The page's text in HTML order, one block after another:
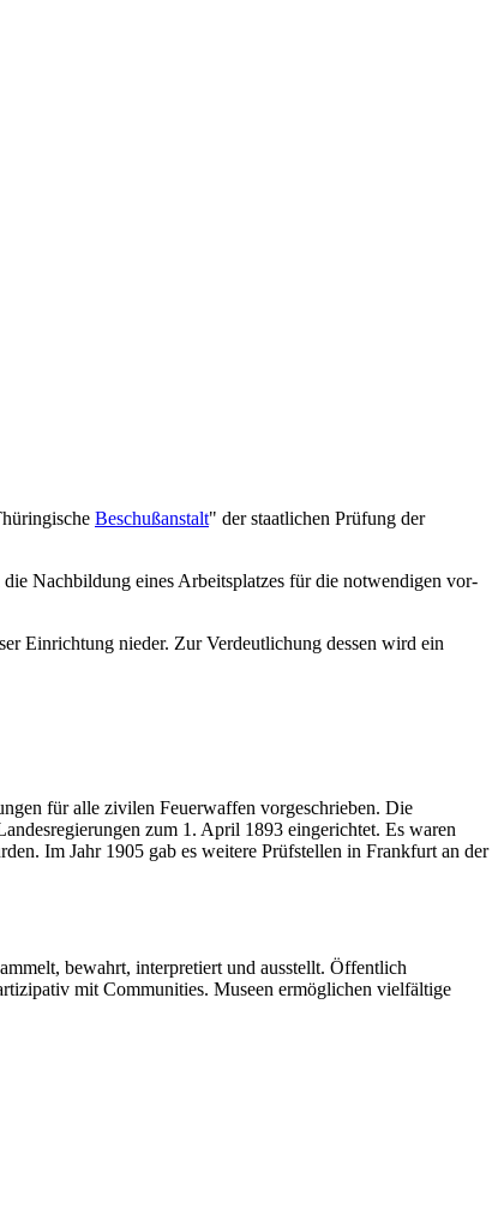
Beschußanstalt" der staatlichen Prüfung der
Nachbildung eines Arbeitsplatzes für die notwendigen vor-
Einrichtung nieder. Zur Verdeutlichung dessen wird ein
für alle zivilen Feuerwaffen vorgeschrieben. Die
zum 1. April 1893 eingerichtet. Es waren
Im Jahr 1905 gab es weitere Prüfstellen in Frankfurt an der
bewahrt, interpretiert und ausstellt. Öffentlich
mit Communities. Museen ermöglichen vielfältige